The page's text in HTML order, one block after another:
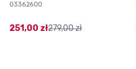
03362600
251,00 zł279,00 zł